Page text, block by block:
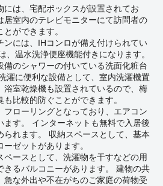
には、宅配ボックスが設置されてお
居室内のテレビモニターにて訪問者の
ができます。
ンには、IHコンロが備え付けられてい
、温水洗浄便座機能付きになります。
備のシャワーの付いている洗面化粧台
濯に便利な設備として、室内洗濯機置
浴室乾燥機も設置されているので、梅
比較的防ぐことができます。
フローリングとなっており、エアコン
ます。 インターネットも無料で入居後
られます。 収納スペースとして、基本
ゼットがあります。
ペースとして、洗濯物を干すなどの用
きるバルコニーがあります。 建物の共
急な外出や不在がちのご家庭の荷物受